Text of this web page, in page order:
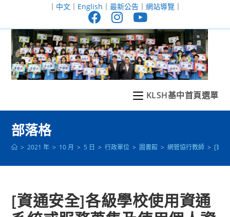
至
｜ 中文｜ English ｜ 最新公告｜ 網站導覽｜
KLSH基中首頁選單
部落格
> 2021 年 > 10 月 > 5 日 > 行政單位 > 圖書館 > 網管協行教師 > [資
[資通安全]各級學校使用資通